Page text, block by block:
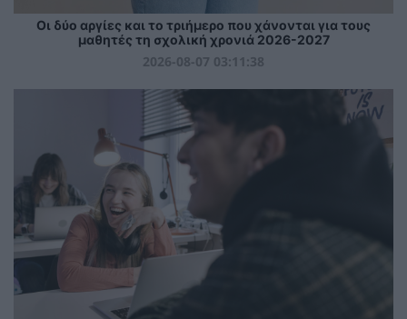
Οι δύο αργίες και το τριήμερο που χάνονται για τους
μαθητές τη σχολική χρονιά 2026-2027
2026-08-07 03:11:38